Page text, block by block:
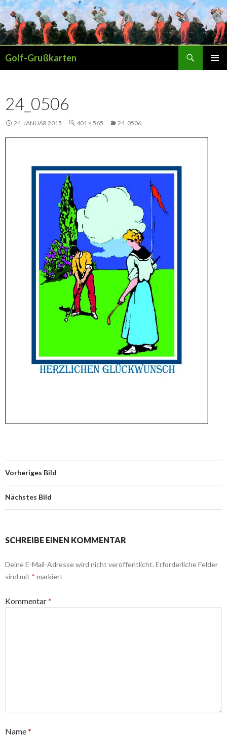
Golf-Grußkarten
24_0506
24. JANUAR 2015 401 × 565 24_0506
Vorheriges Bild
Nächstes Bild
SCHREIBE EINEN KOMMENTAR
Deine E-Mail-Adresse wird nicht veröffentlicht. Erforderliche Felder
sind mit * markiert
Kommentar*
Name*